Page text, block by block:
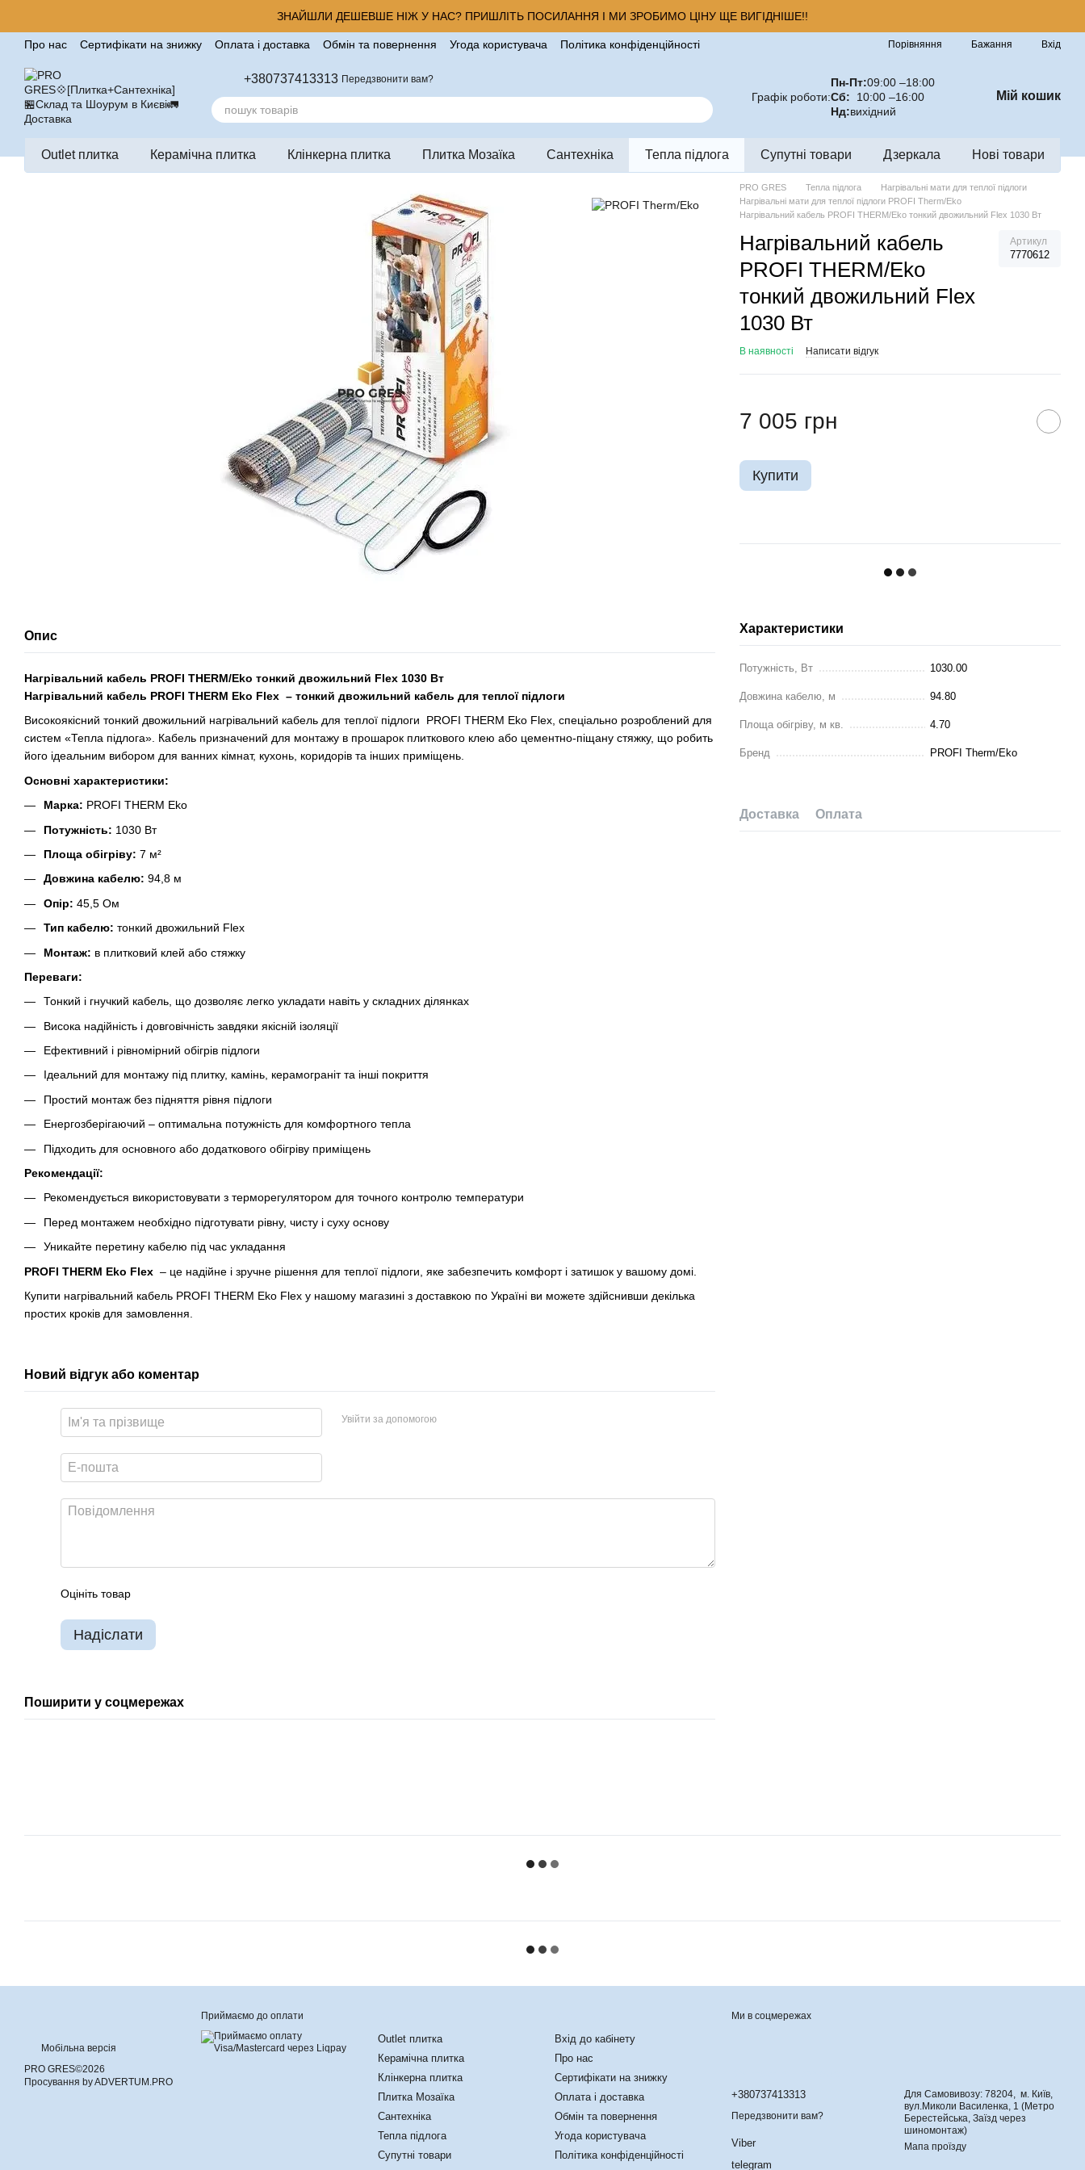
ЗНАЙШЛИ ДЕШЕВШЕ НІЖ У НАС? ПРИШЛІТЬ ПОСИЛАННЯ І МИ ЗРОБИМО ЦІНУ ЩЕ ВИГІДНІШЕ!!
Про нас Сертифікати на знижку Оплата і доставка Обмін та повернення Угода користувача
Політика конфіденційності
Порівняння Бажання Вхід
+380737413313 Передзвонити вам?
Графік роботи:
Пн-Пт:09:00 –18:00
Сб: 10:00 –16:00
Нд:вихідний
Мій кошик
Outlet плитка Керамічна плитка Клінкерна плитка Плитка Мозаїка Сантехніка Тепла підлога Супутні товари Дзеркала Нові товари
PRO GRES Тепла підлога
Нагрівальні мати для теплої підлоги
Нагрівальні мати для теплої підлоги PROFI Therm/Eko
Нагрівальний кабель PROFI THERM/Eko тонкий двожильний Flex 1030 Вт
Нагрівальний кабель
PROFI THERM/Eko
тонкий двожильний Flex
1030 Вт
Артикул
7770612
В наявності Написати відгук
7 005 грн
Купити
Характеристики
Потужність, Вт 1030.00
Довжина кабелю, м 94.80
Площа обігріву, м кв. 4.70
Бренд PROFI Therm/Eko
Доставка Оплата
Опис
Нагрівальний кабель PROFI THERM/Eko тонкий двожильний Flex 1030 Вт
Нагрівальний кабель PROFI THERM Eko Flex – тонкий двожильний кабель для теплої підлоги
Високоякісний тонкий двожильний нагрівальний кабель для теплої підлоги
PROFI THERM Eko Flex, спеціально розроблений для
систем «Тепла підлога». Кабель призначений для монтажу в прошарок плиткового клею або цементно-піщану стяжку, що робить
його ідеальним вибором для ванних кімнат, кухонь, коридорів та інших приміщень.
Основні характеристики:
Марка: PROFI THERM Eko
Потужність: 1030 Вт
Площа обігріву: 7 м²
Довжина кабелю: 94,8 м
Опір: 45,5 Ом
Тип кабелю: тонкий двожильний Flex
Монтаж: в плитковий клей або стяжку
Переваги:
Тонкий і гнучкий кабель, що дозволяє легко укладати навіть у складних ділянках
Висока надійність і довговічність завдяки якісній ізоляції
Ефективний і рівномірний обігрів підлоги
Ідеальний для монтажу під плитку, камінь, керамограніт та інші покриття
Простий монтаж без підняття рівня підлоги
Енергозберігаючий – оптимальна потужність для комфортного тепла
Підходить для основного або додаткового обігріву приміщень
Рекомендації:
Рекомендується використовувати з терморегулятором для точного контролю температури
Перед монтажем необхідно підготувати рівну, чисту і суху основу
Уникайте перетину кабелю під час укладання
PROFI THERM Eko Flex – це надійне і зручне рішення для теплої підлоги, яке забезпечить комфорт і затишок у вашому домі.
Купити нагрівальний кабель PROFI THERM Eko Flex у нашому магазині з доставкою по Україні ви можете здійснивши декілька
простих кроків для замовлення.
Новий відгук або коментар
Увійти за допомогою
Оцініть товар
Надіслати
Поширити у соцмережах
Мобільна версія
PRO GRES©2026
Просування by ADVERTUM.PRO
Приймаємо до оплати
Outlet плитка
Керамічна плитка
Клінкерна плитка
Плитка Мозаїка
Сантехніка
Тепла підлога
Супутні товари
Вхід до кабінету
Про нас
Сертифікати на знижку
Оплата і доставка
Обмін та повернення
Угода користувача
Політика конфіденційності
Ми в соцмережах
+380737413313
Передзвонити вам?
Viber
telegram
Для Самовивозу: 78204, м. Київ,
вул.Миколи Василенка, 1 (Метро
Берестейська, Заїзд через
шиномонтаж)
Мапа проїзду